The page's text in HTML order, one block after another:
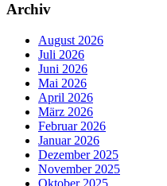
Archiv
August 2026
Juli 2026
Juni 2026
Mai 2026
April 2026
März 2026
Februar 2026
Januar 2026
Dezember 2025
November 2025
Oktober 2025